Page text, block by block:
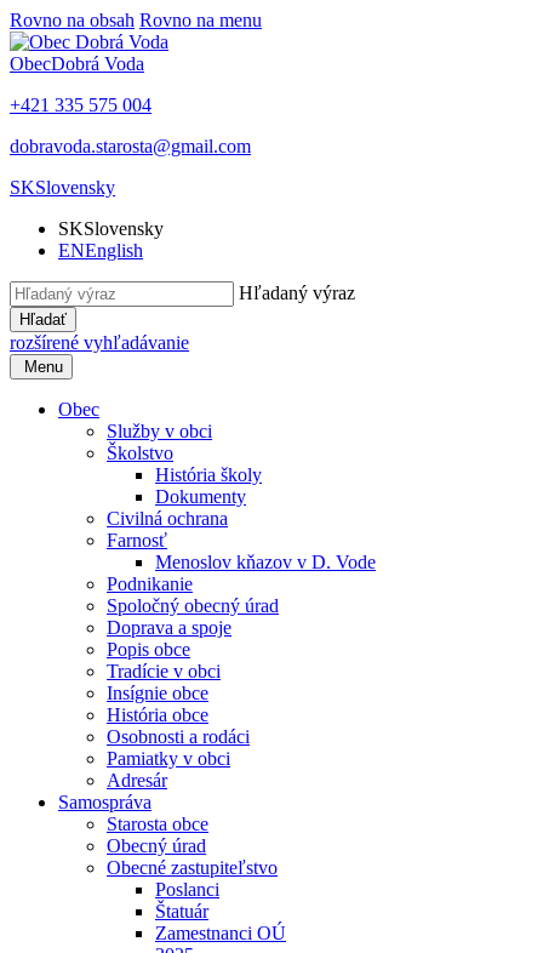
Rovno na obsah Rovno na menu
ObecDobrá Voda
+421 335 575 004
dobravoda.starosta@gmail.com
SKSlovensky
SKSlovensky
ENEnglish
Hľadaný výraz
Hľadať
rozšírené vyhľadávanie
Menu
Obec
Služby v obci
Školstvo
História školy
Dokumenty
Civilná ochrana
Farnosť
Menoslov kňazov v D. Vode
Podnikanie
Spoločný obecný úrad
Doprava a spoje
Popis obce
Tradície v obci
Insígnie obce
História obce
Osobnosti a rodáci
Pamiatky v obci
Adresár
Samospráva
Starosta obce
Obecný úrad
Obecné zastupiteľstvo
Poslanci
Štatuár
Zamestnanci OÚ